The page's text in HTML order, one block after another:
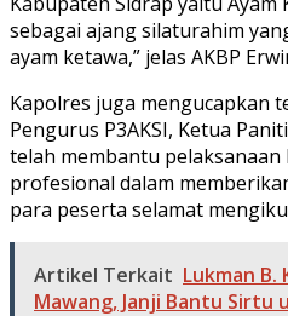
sebagai ajang silaturahim
ayam ketawa,” jelas AKBP
Kapolres juga mengucapkan
Pengurus P3AKSI, Ketua
telah membantu
profesional dalam
para peserta selamat
Artikel Terkait Lukman B.
Mawang, Janji Bantu Sirtu